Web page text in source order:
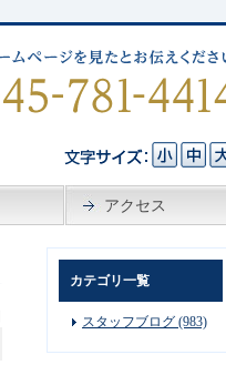
アクセス
カテゴリ一覧
スタッフブログ (983)